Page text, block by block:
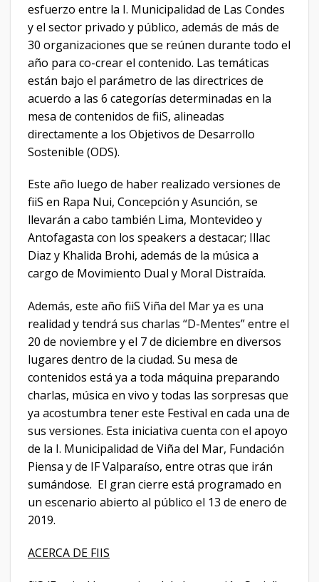
esfuerzo entre la I. Municipalidad de Las Condes
y el sector privado y público, además de más de
30 organizaciones que se reúnen durante todo el
año para co-crear el contenido. Las temáticas
están bajo el parámetro de las directrices de
acuerdo a las 6 categorías determinadas en la
mesa de contenidos de fiiS, alineadas
directamente a los Objetivos de Desarrollo
Sostenible (ODS).
Este año luego de haber realizado versiones de
fiiS en Rapa Nui, Concepción y Asunción, se
llevarán a cabo también Lima, Montevideo y
Antofagasta con los speakers a destacar; Illac
Diaz y Khalida Brohi, además de la música a
cargo de Movimiento Dual y Moral Distraída.
Además, este año fiiS Viña del Mar ya es una
realidad y tendrá sus charlas “D-Mentes” entre el
20 de noviembre y el 7 de diciembre en diversos
lugares dentro de la ciudad. Su mesa de
contenidos está ya a toda máquina preparando
charlas, música en vivo y todas las sorpresas que
ya acostumbra tener este Festival en cada una de
sus versiones. Esta iniciativa cuenta con el apoyo
de la I. Municipalidad de Viña del Mar, Fundación
Piensa y de IF Valparaíso, entre otras que irán
sumándose. El gran cierre está programado en
un escenario abierto al público el 13 de enero de
2019.
ACERCA DE FIIS